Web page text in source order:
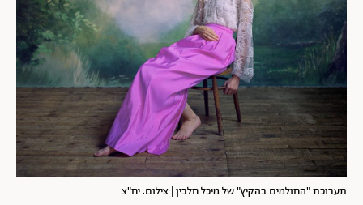
תערוכת "החולמים בהקיץ" של מיכל חלבין | צילום: יח"צ